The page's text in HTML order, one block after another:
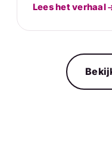
Lees het verhaal